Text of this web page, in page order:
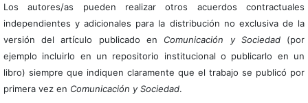
Los autores/as pueden realizar otros acuerdos contractuales
independientes y adicionales para la distribución no exclusiva de la
versión del artículo publicado en Comunicación y Sociedad(por
ejemplo incluirlo en un repositorio institucional o publicarlo en un
libro) siempre que indiquen claramente que el trabajo se publicó por
primera vez en Comunicación y Sociedad.